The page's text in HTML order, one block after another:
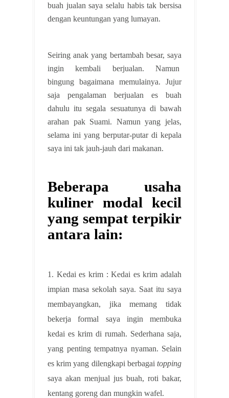
buah jualan saya selalu habis tak bersisa
dengan keuntungan yang lumayan.
Seiring anak yang bertambah besar, saya
ingin kembali berjualan. Namun
bingung bagaimana memulainya. Jujur
saja pengalaman berjualan es buah
dahulu itu segala sesuatunya di bawah
arahan pak Suami. Namun yang jelas,
selama ini yang berputar-putar di kepala
saya ini tak jauh-jauh dari makanan.
Beberapa usaha
kuliner modal kecil
yang sempat terpikir
antara lain:
1. Kedai es krim : Kedai es krim adalah
impian masa sekolah saya. Saat itu saya
membayangkan, jika memang tidak
bekerja formal saya ingin membuka
kedai es krim di rumah. Sederhana saja,
yang penting tempatnya nyaman. Selain
es krim yang dilengkapi berbagai topping
saya akan menjual jus buah, roti bakar,
kentang goreng dan mungkin wafel.